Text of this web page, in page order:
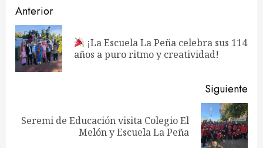
Navegación
de
entradas
Anterior
¡La Escuela La Peña celebra sus 114
años a puro ritmo y creatividad!
Siguiente
Siguiente
Seremi de Educación visita Colegio El
Melón y Escuela La Peña